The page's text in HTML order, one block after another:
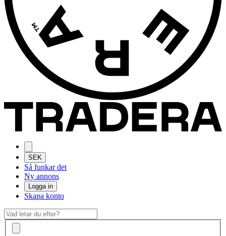
SEK
Så funkar det
Ny annons
Logga in
Skapa konto